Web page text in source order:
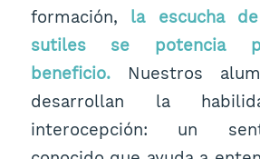
formación, la escucha
sutiles se potencia
beneficio.Nuestros
desarrollan la
interocepción: un